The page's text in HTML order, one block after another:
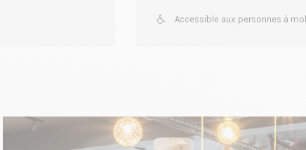
Accessible aux personnes à